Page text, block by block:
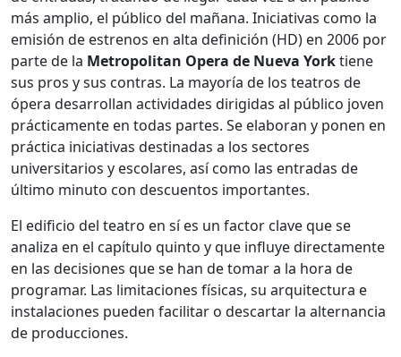
más amplio, el público del mañana. Iniciativas como la
emisión de estrenos en alta definición (HD) en 2006 por
parte de la Metropolitan Opera de Nueva Yorktiene
sus pros y sus contras. La mayoría de los teatros de
ópera desarrollan actividades dirigidas al público joven
prácticamente en todas partes. Se elaboran y ponen en
práctica iniciativas destinadas a los sectores
universitarios y escolares, así como las entradas de
último minuto con descuentos importantes.
El edificio del teatro en sí es un factor clave que se
analiza en el capítulo quinto y que influye directamente
en las decisiones que se han de tomar a la hora de
programar. Las limitaciones físicas, su arquitectura e
instalaciones pueden facilitar o descartar la alternancia
de producciones.